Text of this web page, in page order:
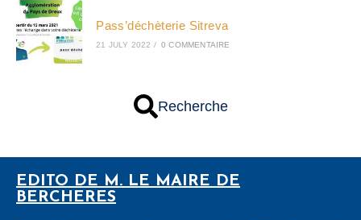
Pass’déchèterie Sitreva
21 JULY 2022 / 0 COMMENTAIRE
Recherche
EDITO DE M. LE MAIRE DE
BERCHERES